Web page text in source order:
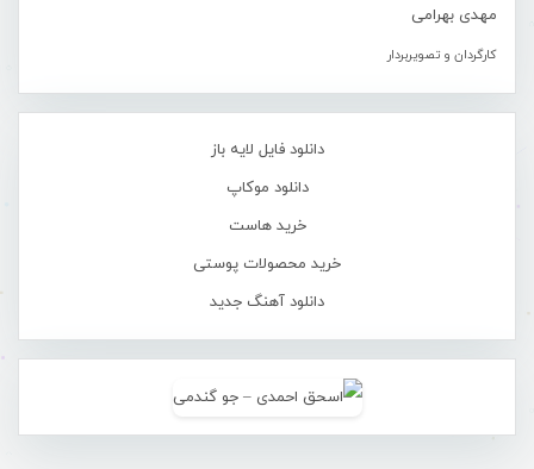
مهدی بهرامی
کارگردان و تصویربردار
دانلود فایل لایه باز
دانلود موکاپ
خرید هاست
خرید محصولات پوستی
دانلود آهنگ جدید